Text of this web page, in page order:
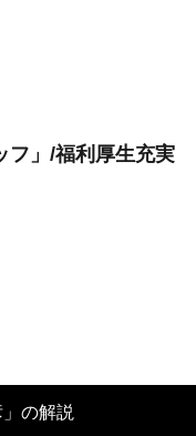
フ」/福利厚生充実
」の解説